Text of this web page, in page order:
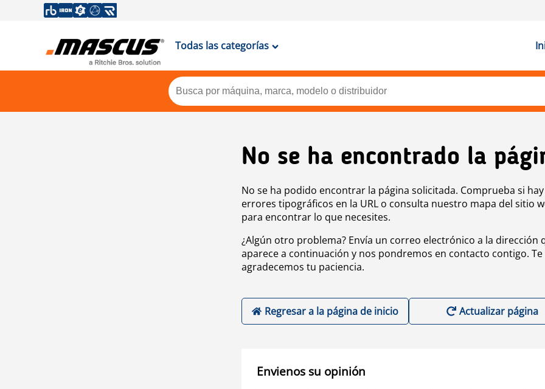
Todas las categorías
No se ha encontrado la
No se ha podido encontrar la página solicitada. Comprueba si hay
errores tipográficos en la URL o consulta nuestro mapa del sitio
para encontrar lo que necesites.
¿Algún otro problema? Envía un correo electrónico a la dirección
aparece a continuación y nos pondremos en contacto contigo. Te
agradecemos tu paciencia.
Regresar a la página de inicio Actualizar página
Envienos su opinión